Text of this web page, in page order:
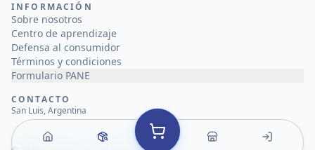
INFORMACIÓN
Sobre nosotros
Centro de aprendizaje
Defensa al consumidor
Términos y condiciones
Formulario PANE
CONTACTO
San Luis, Argentina